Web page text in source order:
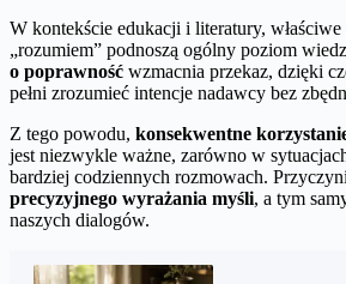
W kontekście edukacji i literatury,
„rozumiem” podnoszą ogólny poziom
o poprawność wzmacnia przekaz, dzięki
pełni zrozumieć intencje nadawcy bez
Z tego powodu, konsekwentne
jest niezwykle ważne, zarówno w
bardziej codziennych rozmowach.
precyzyjnego wyrażania myśli, a tym
naszych dialogów.